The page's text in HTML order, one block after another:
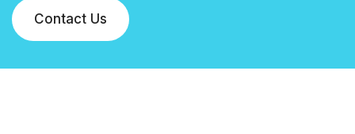
Contact Us